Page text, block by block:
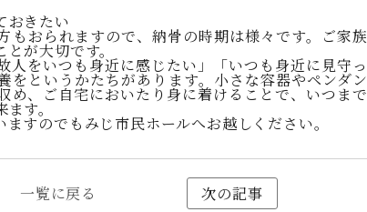
おきたい
もおられますので、納骨の時期は様々です。ご家族
が大切です。
人をいつも身近に感じたい」「いつも身近に見守っ
をというかたちがあります。小さな容器やペンダン
め、ご自宅においたり身に着けることで、いつまで
す。
すのでもみじ市民ホールへお越しください。
一覧に戻る 次の記事